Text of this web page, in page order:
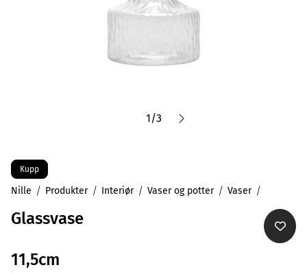
1/3
Kupp
Nille Produkter Interiør Vaser og potter Vaser
Glassvase
11,5cm